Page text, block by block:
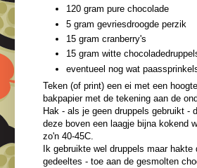
120 gram pure chocolade
5 gram gevriesdroogde perzik
15 gram cranberry's
15 gram witte
eventueel nog wat
Teken (of print) een ei met een
bakpapier met de tekening aan de
Hak - als je geen druppels gebruikt -
deze boven een laagje bijna kokend
zo'n 40-45C.
Ik gebruikte wel druppels maar
gedeeltes - toe aan de gesmolten